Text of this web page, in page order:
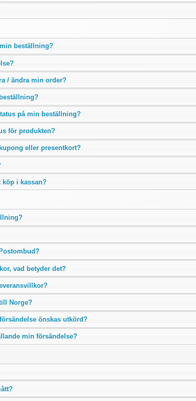
beställning?
/ ändra min order?
på min beställning?
för produkten?
eller presentkort?
köp i kassan?
vad betyder det?
Norge?
önskas utkörd?
min försändelse?